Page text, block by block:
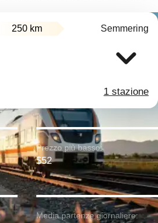
250 km Semmering
1 stazione
Prezzo più basso:
$52
Media partenze giornaliere: